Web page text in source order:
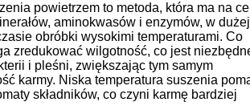
powietrzem to metoda, która ma na
aminokwasów i enzymów, w dużej
obróbki wysokimi temperaturami. Co
zredukować wilgotność, co jest
i pleśni, zwiększając tym samym
karmy. Niska temperatura suszenia
składników, co czyni karmę bardziej